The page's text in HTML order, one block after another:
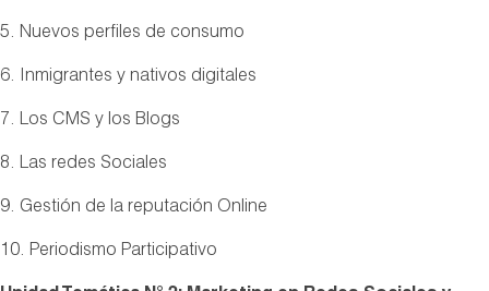
5. Nuevos perfiles de consumo
6. Inmigrantes y nativos digitales
7. Los CMS y los Blogs
8. Las redes Sociales
9. Gestión de la reputación Online
10. Periodismo Participativo